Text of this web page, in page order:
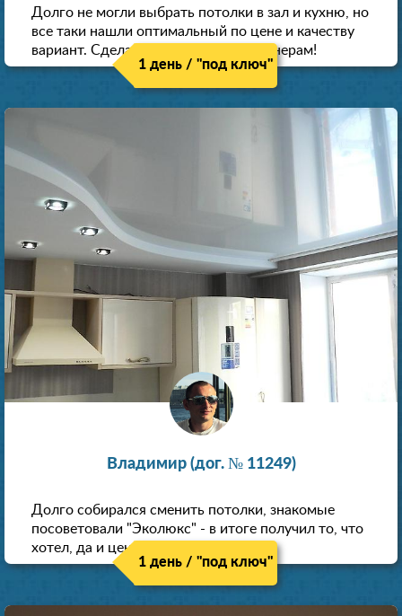
Долго не могли выбрать потолки в зал и кухню, но
все таки нашли оптимальный по цене и качеству
вариант. Сделали скидку как пенсионерам!
1 день / "под ключ"
Владимир (дог. № 11249)
Долго собирался сменить потолки, знакомые
посоветовали "Эколюкс" - в итоге получил то, что
хотел, да и цена нормальная.
1 день / "под ключ"